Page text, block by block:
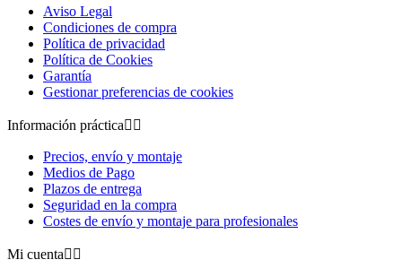
Aviso Legal
Condiciones de compra
Política de privacidad
Política de Cookies
Garantía
Gestionar preferencias de cookies
Información práctica 
Precios, envío y montaje
Medios de Pago
Plazos de entrega
Seguridad en la compra
Costes de envío y montaje para profesionales
Mi cuenta 